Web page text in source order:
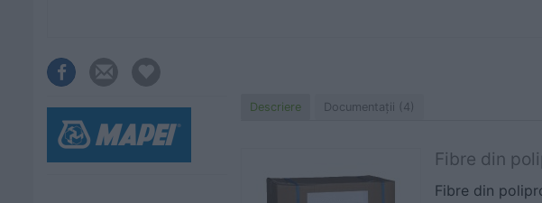
Descriere Documentaţii (4)
Fibre din
Fibre din